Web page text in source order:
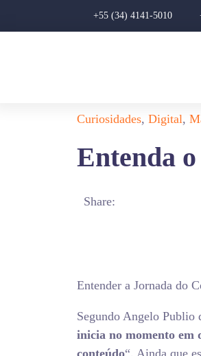
+55 (34) 4141-5010
Curiosidades, Digital,
Entenda
Share:
Entender a Jornada do
Segundo Angelo Publio
inicia no momento em
conteúdo“. Ainda que